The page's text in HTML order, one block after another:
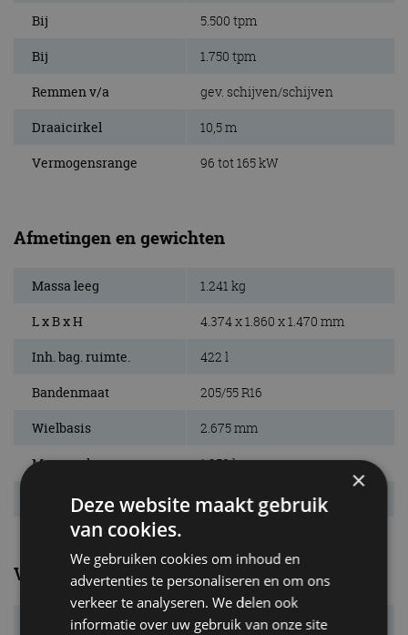
Bij 5.500 tpm
Bij 1.750 tpm
Remmen v/a gev. schijven/schijven
Draaicirkel 10,5 m
Vermogensrange 96 tot 165 kW
Afmetingen en gewichten
Massa leeg 1.241 kg
L x B x H 4.374 x 1.860 x 1.470 mm
Inh. bag. ruimte. 422 l
Bandenmaat 205/55 R16
Wielbasis 2.675 mm
Max. aanh. gew. 1.250 kg
Tankinhoud 52 l
Verbruik
Verbr. gecomb. 5,4 l/100km
×
Deze website maakt gebruik
van cookies.
We gebruiken cookies om inhoud en
advertenties te personaliseren en om ons
verkeer te analyseren. We delen ook
informatie over uw gebruik van onze site